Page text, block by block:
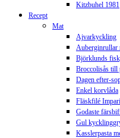
Kitzbuhel 1981
Recept
Mat
Ajvarkyckling
Auberginrullar
Björklunds
Broccolisås till
Dagen efter-
Enkel korvlåda
Fläskfilé
Godaste
Gul
Kasslerpasta